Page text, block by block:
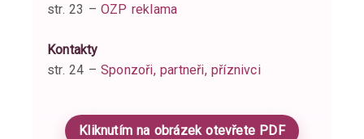
str. 23 – OZP reklama
Kontakty
str. 24 – Sponzoři, partneři, příznivci
Kliknutím na obrázek otevřete PDF